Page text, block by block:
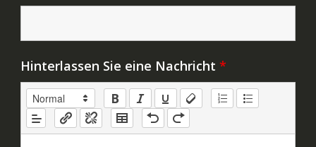
Hinterlassen Sie eine Nachricht *